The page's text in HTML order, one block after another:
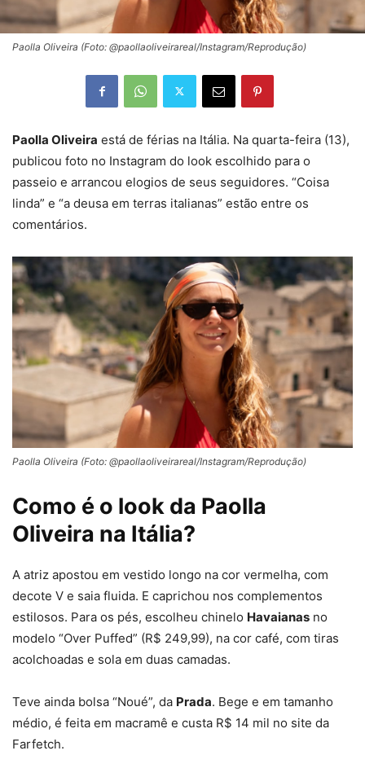
Paolla Oliveira (Foto: @paollaoliveirareal/Instagram/Reprodução)
Paolla Oliveira está de férias na Itália. Na quarta-feira (13),
publicou foto no Instagram do look escolhido para o
passeio e arrancou elogios de seus seguidores. “Coisa
linda” e “a deusa em terras italianas” estão entre os
comentários.
Paolla Oliveira (Foto: @paollaoliveirareal/Instagram/Reprodução)
Como é o look da Paolla
Oliveira na Itália?
A atriz apostou em vestido longo na cor vermelha, com
decote V e saia fluida. E caprichou nos complementos
estilosos. Para os pés, escolheu chinelo Havaianas no
modelo “Over Puffed” (R$ 249,99), na cor café, com tiras
acolchoadas e sola em duas camadas.
Teve ainda bolsa “Noué”, da Prada. Bege e em tamanho
médio, é feita em macramê e custa R$ 14 mil no site da
Farfetch.